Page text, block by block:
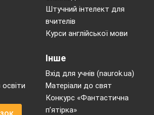
синтаксису справив на вас
враження?
використовуються
виражальні засоби
мовлення?
Штучний інтелект для
вчителів
Курси англійської мови
Інше
Вхід для учнів (naurok.ua)
Матеріали до свят
Конкурс «Фантастична
п’ятірка»